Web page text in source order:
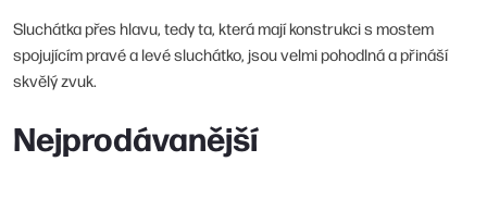
Sluchátka přes hlavu, tedy ta, která mají konstrukci s mostem
spojujícím pravé a levé sluchátko, jsou velmi pohodlná a přináší
skvělý zvuk.
Nejprodávanější